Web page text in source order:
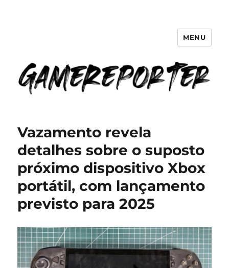
GameReporter | Cultura Gamer
MENU
Vazamento revela
detalhes sobre o suposto
próximo dispositivo Xbox
portátil, com lançamento
previsto para 2025